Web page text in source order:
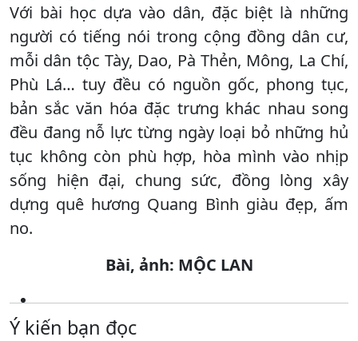
Với bài học dựa vào dân, đặc biệt là những
người có tiếng nói trong cộng đồng dân cư,
mỗi dân tộc Tày, Dao, Pà Thẻn, Mông, La Chí,
Phù Lá… tuy đều có nguồn gốc, phong tục,
bản sắc văn hóa đặc trưng khác nhau song
đều đang nỗ lực từng ngày loại bỏ những hủ
tục không còn phù hợp, hòa mình vào nhịp
sống hiện đại, chung sức, đồng lòng xây
dựng quê hương Quang Bình giàu đẹp, ấm
no.
Bài, ảnh: MỘC LAN
Ý kiến bạn đọc